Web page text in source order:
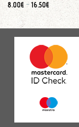
8.00€ – 16.50€